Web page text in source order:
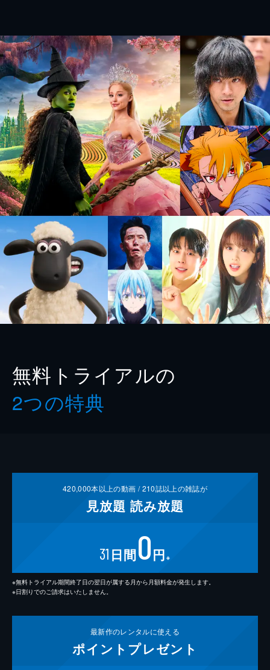
無料トライアルの
2つの特典
420,000本以上の動画 /210誌以上の雑誌が
見放題 読み放題
31 日間0円 ※
※無料トライアル期間終了日の翌日が属する月から月額料金が発生します。
※日割りでのご請求はいたしません。
最新作のレンタルに使える
ポイント プレゼント